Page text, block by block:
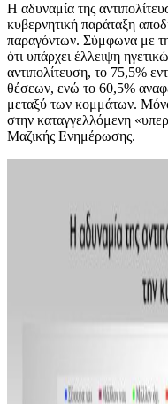
Η αδυναμία της
κυβερνητική παράταξη
παραγόντων. Σύμφωνα με
ότι υπάρχει έλλειψη
αντιπολίτευση, το 75,5%
θέσεων, ενώ το 60,5%
μεταξύ των κομμάτων.
στην καταγγελλόμενη
Μαζικής Ενημέρωσης.